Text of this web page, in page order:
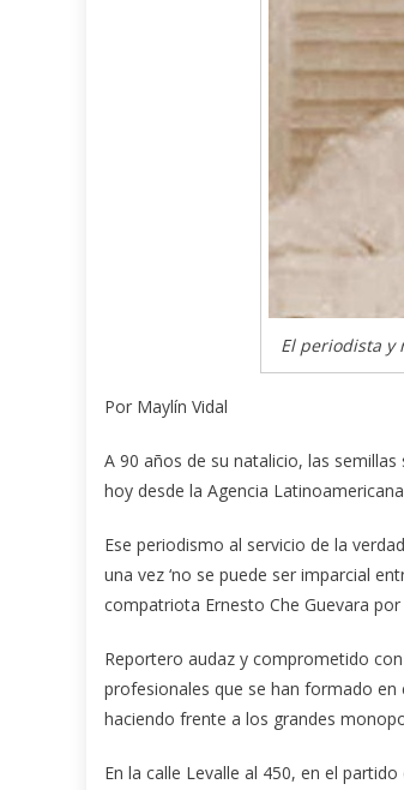
El periodista y
Por Maylín Vidal
A 90 años de su natalicio, las
hoy desde la Agencia
Ese periodismo al servicio de la
una vez ‘no se puede ser imparcial
compatriota Ernesto Che Guevara
Reportero audaz y comprometido
profesionales que se han formado en
haciendo frente a los grandes
En la calle Levalle al 450, en el